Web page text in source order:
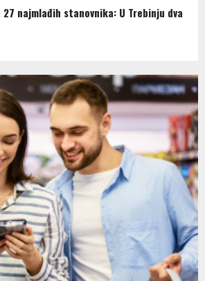
najmlađih stanovnika: U Trebinju dva